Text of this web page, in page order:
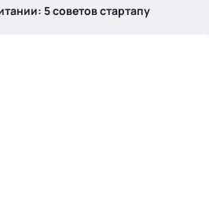
5 советов стартапу